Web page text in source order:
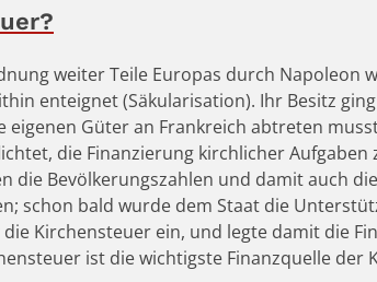
weiter Teile Europas durch Napoleon
enteignet (Säkularisation). Ihr Besitz
Güter an Frankreich abtreten
die Finanzierung kirchlicher Aufgaben
die Bevölkerungszahlen und damit auch
schon bald wurde dem Staat die
Kirchensteuer ein, und legte damit die
ist die wichtigste Finanzquelle der